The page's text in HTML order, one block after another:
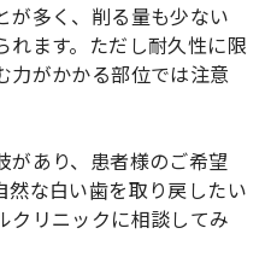
が多く、削る量も少ない
れます。ただし耐久性に限
力がかかる部位では注意
があり、患者様のご希望
然な白い歯を取り戻したい
クリニックに相談してみ